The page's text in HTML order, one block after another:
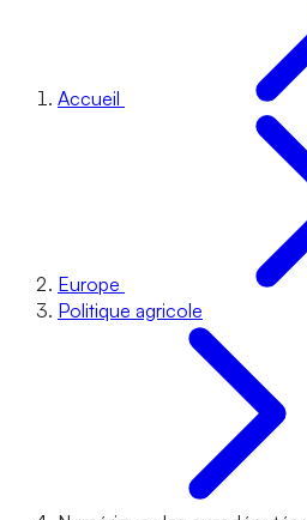
Accueil
Europe
Politique agricole